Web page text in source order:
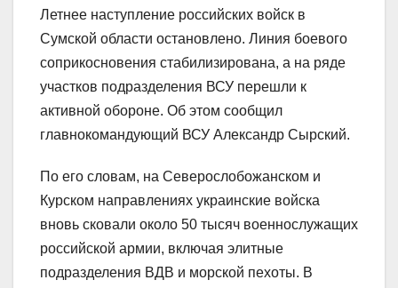
Летнее наступление российских войск в
Сумской области остановлено. Линия боевого
соприкосновения стабилизирована, а на ряде
участков подразделения ВСУ перешли к
активной обороне. Об этом сообщил
главнокомандующий ВСУ Александр Сырский.
По его словам, на Северослобожанском и
Курском направлениях украинские войска
вновь сковали около 50 тысяч военнослужащих
российской армии, включая элитные
подразделения ВДВ и морской пехоты. В